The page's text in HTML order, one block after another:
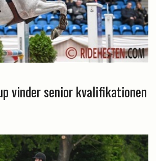
vinder senior kvalifikationen